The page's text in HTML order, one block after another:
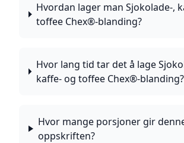
Hvordan lager man Sjokolade-,
toffee Chex®-blanding?
Hvor lang tid tar det å lage
kaffe- og toffee Chex®-blanding?
Hvor mange porsjoner gir
oppskriften?